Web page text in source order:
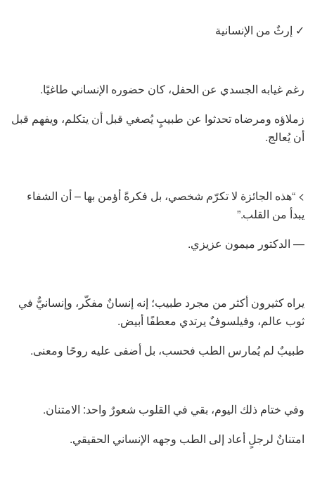
✓ إرثٌ من الإنسانية
رغم غيابه الجسدي عن الحفل، كان حضوره الإنساني طاغيًا.
زملاؤه ومرضاه تحدثوا عن طبيبٍ يُصغي قبل أن يتكلم، ويفهم قبل
أن يُعالج.
> “هذه الجائزة لا تكرّم شخصي، بل فكرةً أؤمن بها – أن الشفاء
يبدأ من القلب.”
— الدكتور ميمون عزيزي.
يراه كثيرون أكثر من مجرد طبيب؛ إنه إنسانٌ مفكّر، وإنسانيٌّ في
ثوب عالم، وفيلسوفٌ يرتدي معطفًا أبيض.
طبيبٌ لم يُمارس الطب فحسب، بل أضفى عليه روحًا ومعنى.
وفي ختام ذلك اليوم، بقي في القلوب شعورٌ واحد: الامتنان.
امتنانٌ لرجلٍ أعاد إلى الطب وجهه الإنساني الحقيقي.